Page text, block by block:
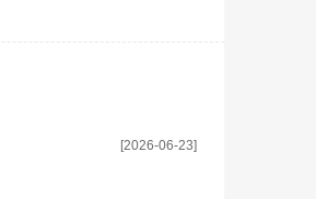
[2026-06-23]